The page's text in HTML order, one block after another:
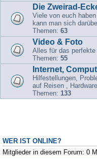
Die Zweirad-
Viele von euch
kann man sich
Themen: 63
Video & Foto
Alles für das perfekte
Themen: 55
Internet,
Hilfestellungen,
auf Reisen ,
Themen: 133
WER IST ONLINE?
Mitglieder in diesem Forum: 0